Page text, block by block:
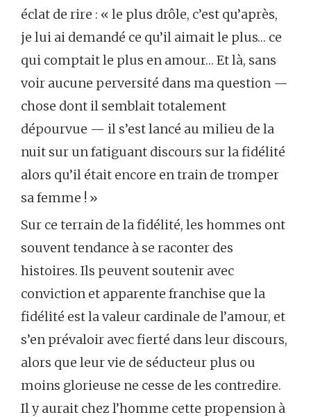
éclat de rire : « le plus drôle, c’est qu’après,
je lui ai demandé ce qu’il aimait le plus… ce
qui comptait le plus en amour… Et là, sans
voir aucune perversité dans ma question —
chose dont il semblait totalement
dépourvue — il s’est lancé au milieu de la
nuit sur un fatiguant discours sur la fidélité
alors qu’il était encore en train de tromper
sa femme ! »
Sur ce terrain de la fidélité, les hommes ont
souvent tendance à se raconter des
histoires. Ils peuvent soutenir avec
conviction et apparente franchise que la
fidélité est la valeur cardinale de l’amour, et
s’en prévaloir avec fierté dans leur discours,
alors que leur vie de séducteur plus ou
moins glorieuse ne cesse de les contredire.
Il y aurait chez l’homme cette propension à